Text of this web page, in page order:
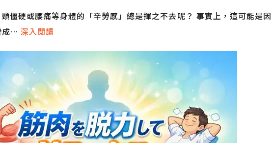
僵硬或腰痛等身體的「辛勞感」總是揮之不去呢？ 事實上，這可能是因
成… 深入閱讀